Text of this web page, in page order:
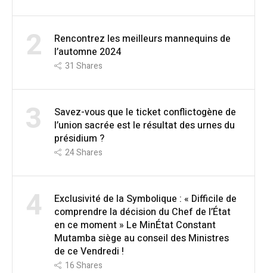
2
Rencontrez les meilleurs mannequins de
l’automne 2024
31 Shares
3
Savez-vous que le ticket conflictogène de
l’union sacrée est le résultat des urnes du
présidium ?
24Shares
4
Exclusivité de la Symbolique : « Difficile de
comprendre la décision du Chef de l’État
en ce moment » Le MinÉtat Constant
Mutamba siège au conseil des Ministres
de ce Vendredi !
16Shares